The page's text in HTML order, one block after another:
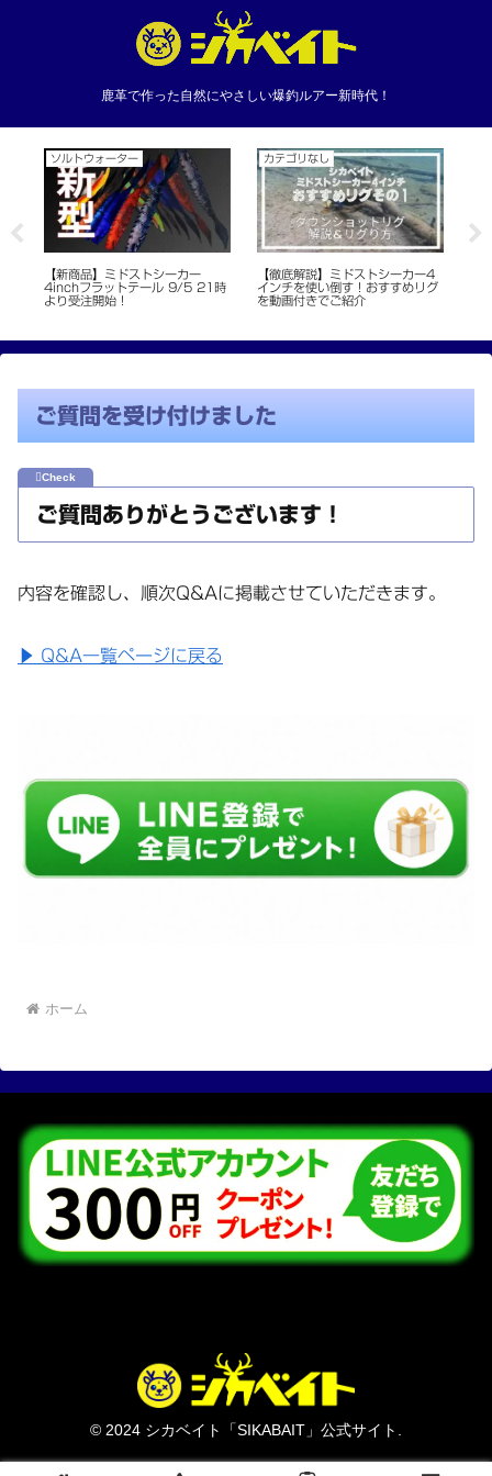
鹿革で作った自然にやさしい爆釣ルアー新時代！
ソルトウォーター
【新商品】ミドストシーカー
4inchフラットテール 9/5 21時
より受注開始！
カテゴリなし
【徹底解説】ミドストシーカー4
インチを使い倒す！おすすめリグ
を動画付きでご紹介
ご質問を受け付けました
ご質問ありがとうございます！
内容を確認し、順次Q&Aに掲載させていただきます。
▶ Q&A一覧ページに戻る
ホーム
© 2024 シカベイト「SIKABAIT」公式サイト.